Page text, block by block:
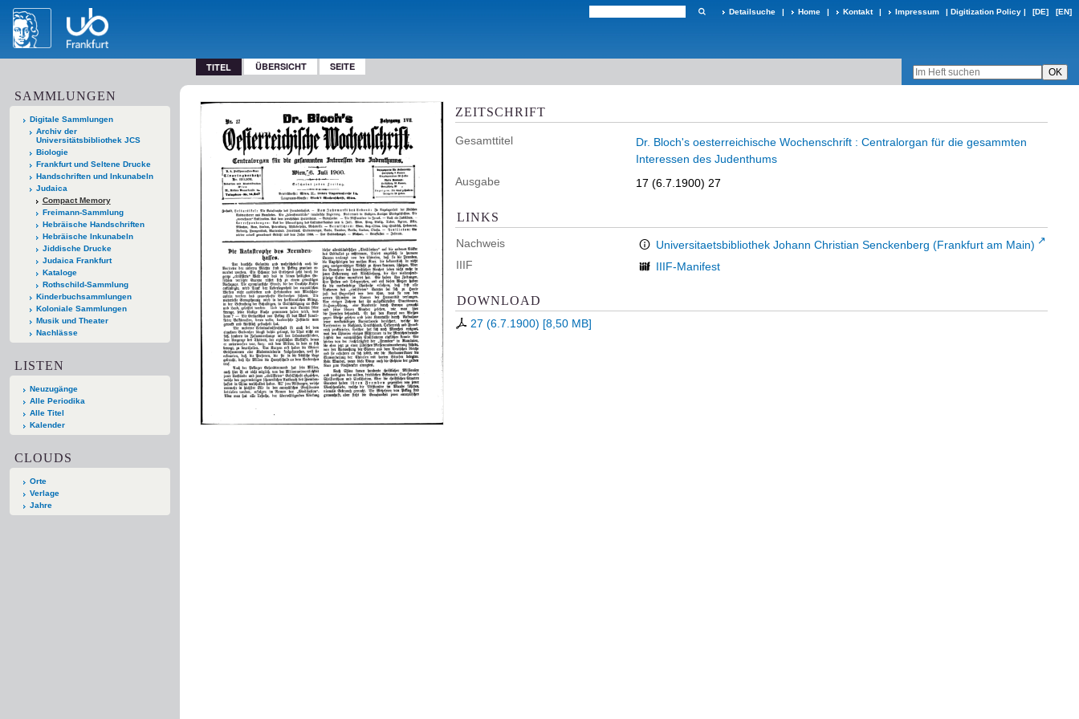
Detailsuche | Home | Kontakt | Impressum | Digitization Policy | [DE] [EN]
TITEL ÜBERSICHT SEITE
SAMMLUNGEN
Digitale Sammlungen
Archiv der
Universitätsbibliothek JCS
Biologie
Frankfurt und Seltene Drucke
Handschriften und Inkunabeln
Judaica
Compact Memory
Freimann-Sammlung
Hebräische Handschriften
Hebräische Inkunabeln
Jiddische Drucke
Judaica Frankfurt
Kataloge
Rothschild-Sammlung
Kinderbuchsammlungen
Koloniale Sammlungen
Musik und Theater
Nachlässe
LISTEN
Neuzugänge
Alle Periodika
Alle Titel
Kalender
CLOUDS
Orte
Verlage
Jahre
ZEITSCHRIFT
Gesamttitel
Dr. Bloch's oesterreichische Wochenschrift : Centralorgan für die gesammten
Interessen des Judenthums
Ausgabe
17 (6.7.1900) 27
LINKS
Nachweis
Universitaetsbibliothek Johann Christian Senckenberg (Frankfurt am Main)
IIIF
IIIF-Manifest
DOWNLOAD
27 (6.7.1900) [8,50 MB]